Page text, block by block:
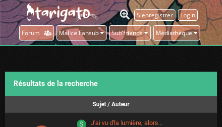
S'enregistrer Login
Forum Malice Fansub Sub'friends Médiathèque
Résultats de la recherche
Sujet / Auteur
J'ai vu d'la lumière, alors...